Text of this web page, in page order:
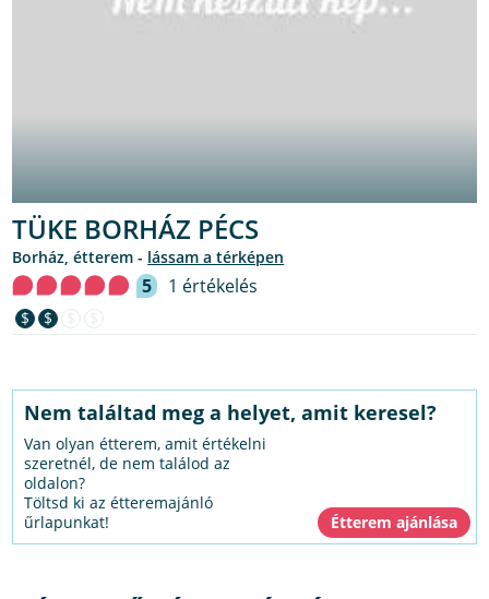
TÜKE BORHÁZ PÉCS
borház, étterem - lássam a térképen
5 1 értékelés
$ $
Nem találtad meg a helyet, amit keresel?
Van olyan étterem, amit értékelni
szeretnél, de nem találod az
oldalon?
Töltsd ki az étteremajánló
űrlapunkat!